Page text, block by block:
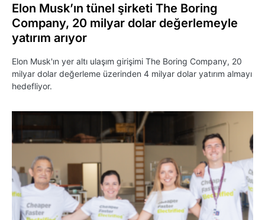
Elon Musk’ın tünel şirketi The Boring
Company, 20 milyar dolar değerlemeyle
yatırım arıyor
Elon Musk'ın yer altı ulaşım girişimi The Boring Company, 20
milyar dolar değerleme üzerinden 4 milyar dolar yatırım almayı
hedefliyor.